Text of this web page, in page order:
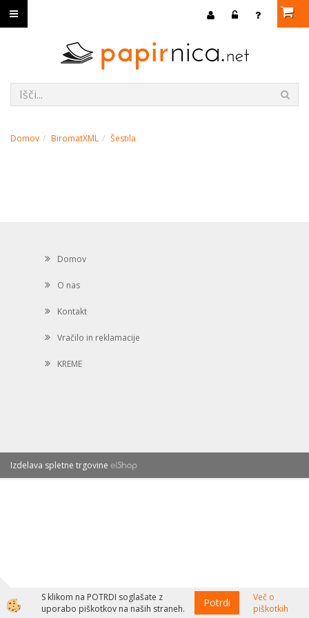
Domov BiromatXML Šestila
Domov
O nas
Kontakt
Vračilo in reklamacije
KREME
Izdelava spletne trgovine
S klikom na POTRDI soglašate z
uporabo piškotkov na naših straneh.
Potrdi
Več o
piškotkih